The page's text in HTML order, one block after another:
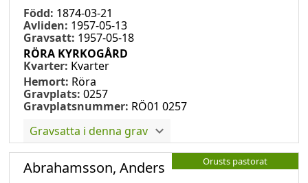
Född: 1874-03-21
Avliden: 1957-05-13
Gravsatt: 1957-05-18
RÖRA KYRKOGÅRD
Kvarter: Kvarter
Hemort: Röra
Gravplats: 0257
Gravplatsnummer: RÖ01 0257
Gravsatta i denna grav
Orusts pastorat
Abrahamsson, Anders